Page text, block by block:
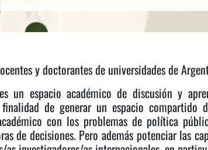
y doctorantes de universidades de
un espacio académico de discusión y
de generar un espacio compartido
con los problemas de política
de decisiones. Pero además potenciar las